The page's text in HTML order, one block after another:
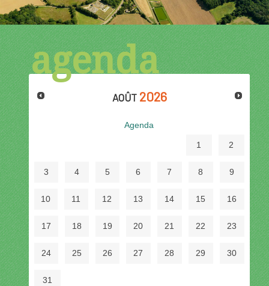
Août 2026
Agenda
1 2
3 4 5 6 7 8 9
10 11 12 13 14 15 16
17 18 19 20 21 22 23
24 25 26 27 28 29 30
31